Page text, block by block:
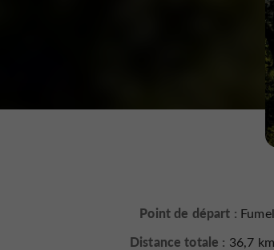
Point de départ : Fumel
Distance totale : 36,7 km